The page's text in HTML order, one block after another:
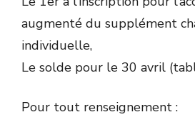
augmenté du supplément
individuelle,
Le solde pour le 30 avril
Pour tout renseignement :